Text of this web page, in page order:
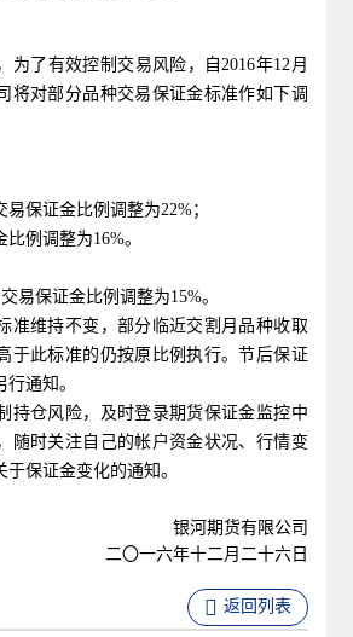
为了有效控制交易风险，自2016年12月
将对部分品种交易保证金标准作如下调
保证金比例调整为22%；
例调整为16%。
易保证金比例调整为15%。
准维持不变，部分临近交割月品种收取
于此标准的仍按原比例执行。节后保证
通知。
持仓风险，及时登录期货保证金监控中
随时关注自己的帐户资金状况、行情变
保证金变化的通知。
银河期货有限公司
二〇一六年十二月二十六日
返回列表